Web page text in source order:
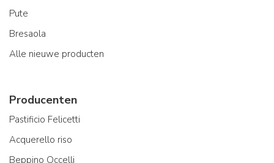
Pute
Bresaola
Alle nieuwe producten
Producenten
Pastificio Felicetti
Acquerello riso
Beppino Occelli